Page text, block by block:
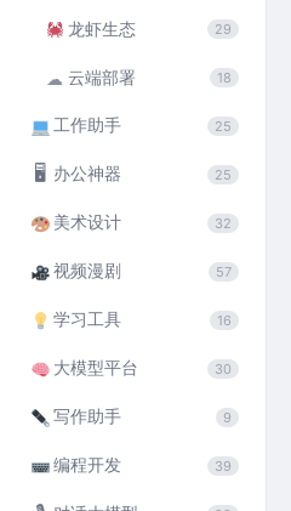
龙虾生态 29
☁ 云端部署 18
工作助手 25
🖥 办公神器 25
美术设计 32
视频漫剧 57
学习工具 16
大模型平台 30
写作助手 9
编程开发 39